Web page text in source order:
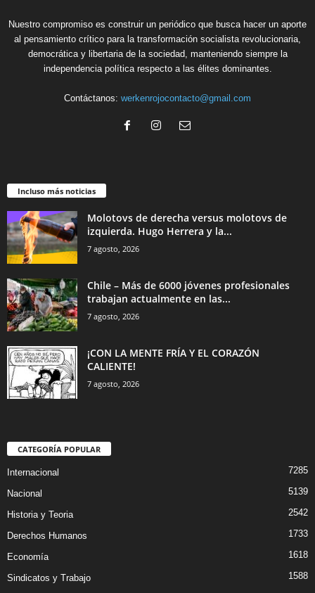
Nuestro compromiso es construir un periódico que busca hacer un aporte
al pensamiento crítico para la transformación socialista revolucionaria,
democrática y libertaria de la sociedad, manteniendo siempre la
independencia política respecto a las élites dominantes.
Contáctanos: werkenrojocontacto@gmail.com
Incluso más noticias
Molotovs de derecha versus molotovs de
izquierda. Hugo Herrera y la...
7 agosto, 2026
Chile – Más de 6000 jóvenes profesionales
trabajan actualmente en las...
7 agosto, 2026
¡CON LA MENTE FRÍA Y EL CORAZÓN
CALIENTE!
7 agosto, 2026
CATEGORÍA POPULAR
Internacional 7285
Nacional 5139
Historia y Teoria 2542
Derechos Humanos 1733
Economía 1618
Sindicatos y Trabajo
1588